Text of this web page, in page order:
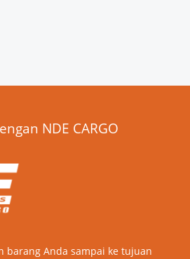
NDE CARGO
barang Anda sampai ke tujuan